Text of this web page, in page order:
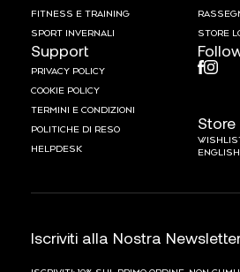
FITNESS E TRAINING
SPORT INVERNALI
STORE
Support
PRIVACY POLICY
COOKIE POLICY
TERMINI E CONDIZIONI
POLITICHE DI RESO
HELPDESK
Store
ENGLISH
Iscriviti alla Nostra